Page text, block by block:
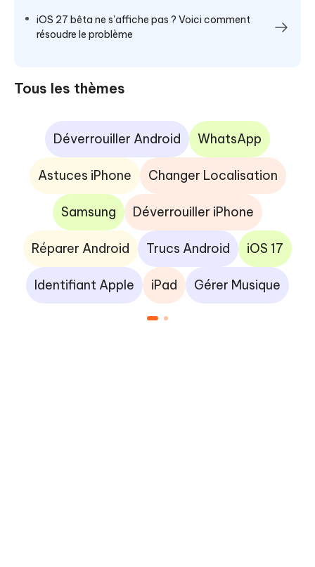
iOS 27 bêta ne s'affiche pas ? Voici comment
résoudre le problème
Tous les thèmes
Déverrouiller Android WhatsApp
Astuces iPhone Changer Localisation
Samsung Déverrouiller iPhone
Réparer Android Trucs Android iOS 17
Identifiant Apple iPad Gérer Musique